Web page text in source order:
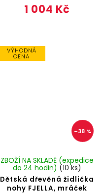
1 004 Kč
VÝHODNÁ
CENA
–38 %
Dětská dřevěná židlička
nohy FJELLA, mráček
ZBOŽÍ NA SKLADĚ (expedice
do 24 hodin) (10 ks)